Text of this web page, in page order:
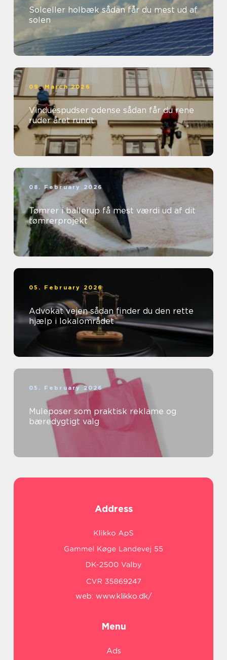
Solceller holbæk sådan får du mest ud af
solen
09. March 2026
Vinduespudser odense sådan får du rene
ruder året rundt
08. February 2026
Tømrer i ballerup få mest værdi ud af dit
tømrerprojekt
05. February 2026
Advokat vejen sådan finder du den rette
hjælp i lokalområdet
05. February 2026
Muleposer som praktisk reklame og
bæredygtigt valg
Address
web: www.klikko.dk/
Menu
Ads